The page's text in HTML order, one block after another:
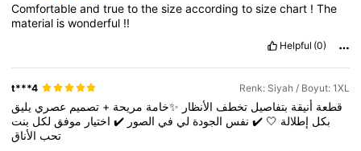
Comfortableandtruetothesizeaccordingtosizechart !The
material iswonderful !!
Helpful (0)
t***4 Renk: Siyah / Boyut: 1XL
قطعة أنيقة بتفاصيل تخطف الأنظار ✨خامة مريحة + تصميم عصري يليق
بكل إطلالة 🤍
✔️ نفس الجودة لي في الصور ✔️ اختيار موفق لكل بنت
تحب الأناق